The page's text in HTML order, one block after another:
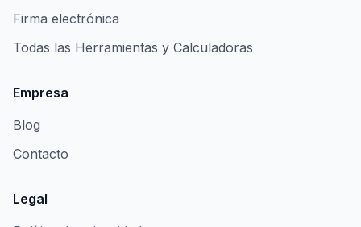
Firma electrónica
Todas las Herramientas y Calculadoras
Empresa
Blog
Contacto
Legal